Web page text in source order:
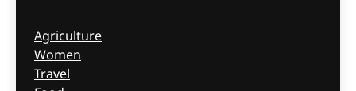
Agriculture
Women
Travel